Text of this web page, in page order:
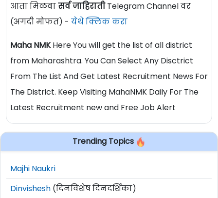
आता मिळवासर्व जाहिरातीTelegram Channel वर
(अगदी मोफत) - येथे क्लिक करा
Maha NMKHere You will get the list of all district
from Maharashtra. You Can Select Any Disctrict
From The List And Get Latest Recruitment News For
The District. Keep Visiting MahaNMK Daily For The
Latest Recruitment new and Free Job Alert
Trending Topics
Majhi Naukri
Dinvishesh (दिनविशेष दिनदर्शिका)